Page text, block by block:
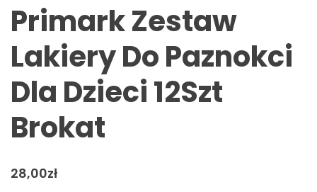
Primark Zestaw
Lakiery Do Paznokci
Dla Dzieci 12Szt
Brokat
28,00zł